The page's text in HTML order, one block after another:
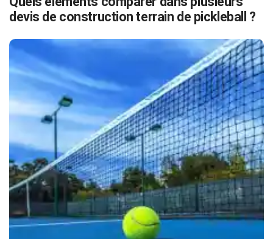
devis de construction terrain de pickleball ?